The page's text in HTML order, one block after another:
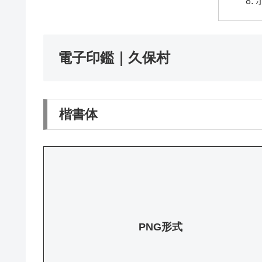
電子印鑑｜久保村
楷書体
PNG形式